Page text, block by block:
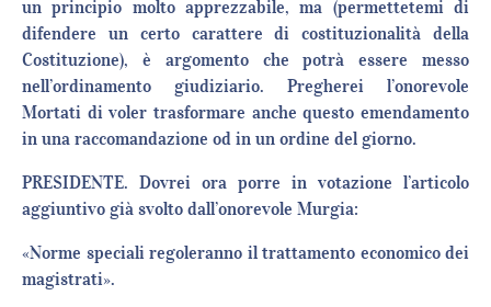
un principio molto apprezzabile, ma (permettetemi di
difendere un certo carattere di costituzionalità della
Costituzione), è argomento che potrà essere messo
nell’ordinamento giudiziario. Pregherei l’onorevole
Mortati di voler trasformare anche questo emendamento
in una raccomandazione od in un ordine del giorno.
PRESIDENTE. Dovrei ora porre in votazione l’articolo
aggiuntivo già svolto dall’onorevole Murgia:
«Norme speciali regoleranno il trattamento economico dei
magistrati».